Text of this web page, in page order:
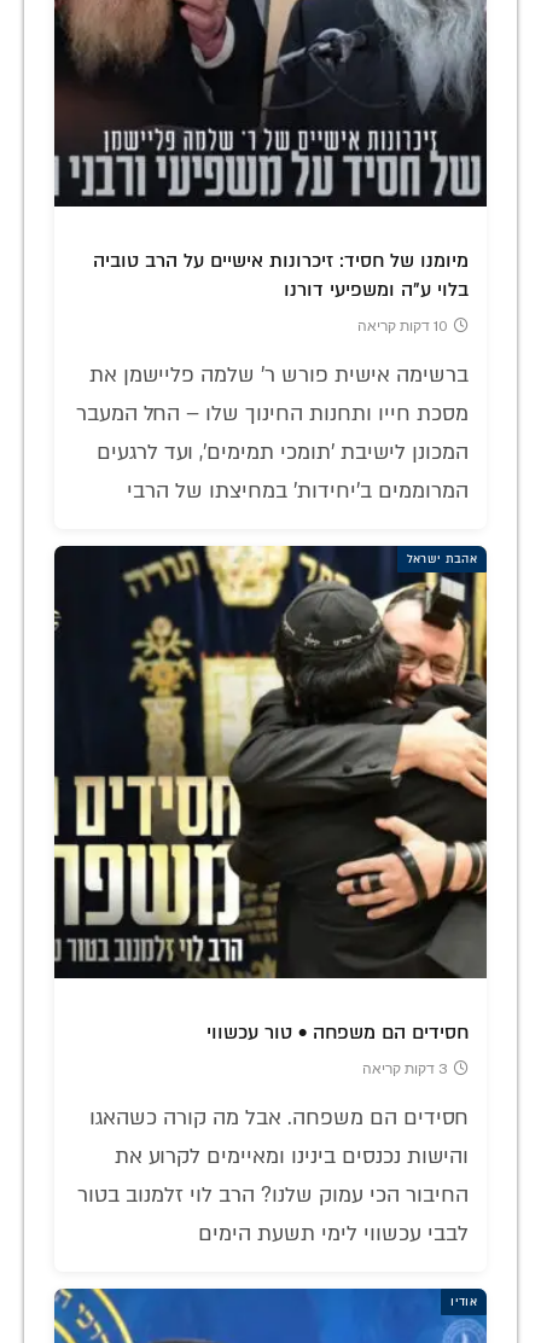
מיומנו של חסיד: זיכרונות אישיים על הרב טוביה
בלוי ע"ה ומשפיעי דורנו
10 דקות קריאה
ברשימה אישית פורש ר' שלמה פליישמן את
מסכת חייו ותחנות החינוך שלו – החל המעבר
המכונן לישיבת 'תומכי תמימים', ועד לרגעים
המרוממים ב'יחידות' במחיצתו של הרבי
אהבת ישראל
חסידים הם משפחה • טור עכשווי
3 דקות קריאה
חסידים הם משפחה. אבל מה קורה כשהאגו
והישות נכנסים בינינו ומאיימים לקרוע את
החיבור הכי עמוק שלנו? הרב לוי זלמנוב בטור
לבבי עכשווי לימי תשעת הימים
אודיו